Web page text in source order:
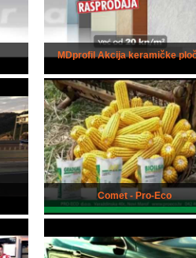
MDprofil Akcija keramičke
Comet - Pro-Eco